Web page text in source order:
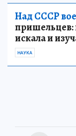
Над СССР
пришельцев:
искала и
НАУКА